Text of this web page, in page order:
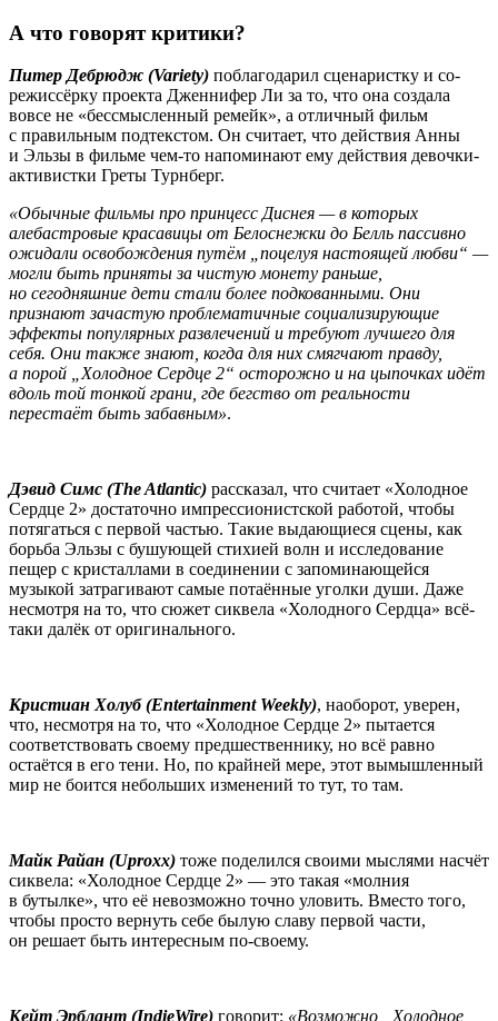
А что говорят критики?
Питер Дебрюдж (Variety) поблагодарил сценаристку и со-
режиссёрку проекта Дженнифер Ли за то, что она создала
вовсе не «бессмысленный ремейк», а отличный фильм
с правильным подтекстом. Он считает, что действия Анны
и Эльзы в фильме чем-то напоминают ему действия девочки-
активистки Греты Турнберг.
«Обычные фильмы про принцесс Диснея — в которых
алебастровые красавицы от Белоснежки до Белль пассивно
ожидали освобождения путём „поцелуя настоящей любви“ —
могли быть приняты за чистую монету раньше,
но сегодняшние дети стали более подкованными. Они
признают зачастую проблематичные социализирующие
эффекты популярных развлечений и требуют лучшего для
себя. Они также знают, когда для них смягчают правду,
а порой „Холодное Сердце 2“ осторожно и на цыпочках идёт
вдоль той тонкой грани, где бегство от реальности
перестаёт быть забавным».
Дэвид Симс (The Atlantic) рассказал, что считает «Холодное
Сердце 2» достаточно импрессионистской работой, чтобы
потягаться с первой частью. Такие выдающиеся сцены, как
борьба Эльзы с бушующей стихией волн и исследование
пещер с кристаллами в соединении с запоминающейся
музыкой затрагивают самые потаённые уголки души. Даже
несмотря на то, что сюжет сиквела «Холодного Сердца» всё-
таки далёк от оригинального.
Кристиан Холуб (Entertainment Weekly), наоборот, уверен,
что, несмотря на то, что «Холодное Сердце 2» пытается
соответствовать своему предшественнику, но всё равно
остаётся в его тени. Но, по крайней мере, этот вымышленный
мир не боится небольших изменений то тут, то там.
Майк Райан (Uproxx) тоже поделился своими мыслями насчёт
сиквела: «Холодное Сердце 2» — это такая «молния
в бутылке», что её невозможно точно уловить. Вместо того,
чтобы просто вернуть себе былую славу первой части,
он решает быть интересным по-своему.
Кейт Эрблант (IndieWire) говорит: «Возможно „Холодное